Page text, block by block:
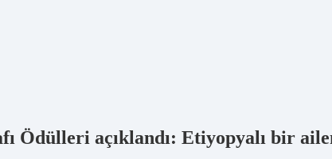
Ödülleri açıklandı: Etiyopyalı bir